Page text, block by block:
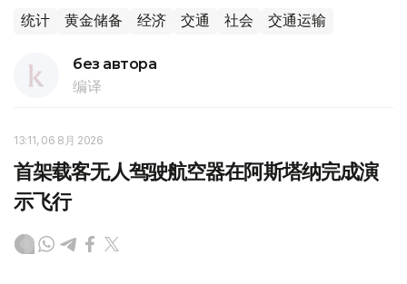
统计 黄金储备 经济 交通 社会 交通运输
без автора
编译
13:11, 06 8月 2026
首架载客无人驾驶航空器在阿斯塔纳完成演
示飞行